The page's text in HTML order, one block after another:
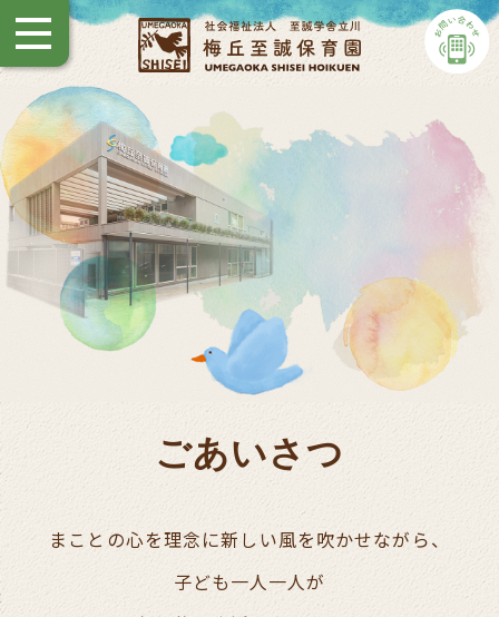
ごあいさつ
まことの心を理念に新しい風を吹かせながら、
子ども一人一人が